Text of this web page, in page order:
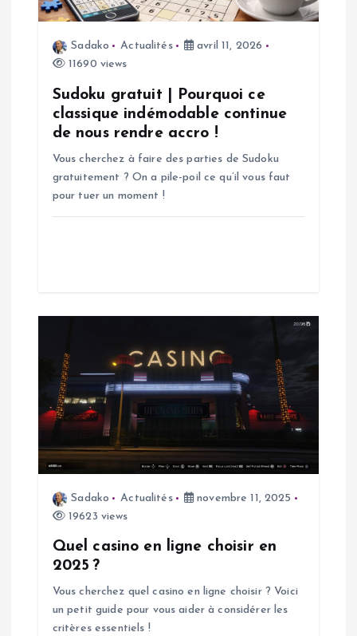
e
Sadako Actualités
avril 11, 2026
11690 views
Sudoku gratuit | Pourquoi ce
classique indémodable continue
de nous rendre accro !
Vous cherchez à faire des parties de Sudoku
gratuitement ? On a pile-poil ce qu’il vous faut
pour tuer un moment !
Sadako Actualités
novembre 11, 2025
19623 views
Quel casino en ligne choisir en
2025 ?
Vous cherchez quel casino en ligne choisir ? Voici
un petit guide pour vous aider à considérer les
critères essentiels !